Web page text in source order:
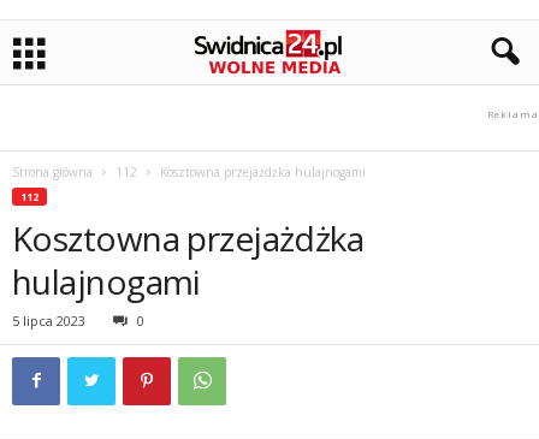
Strona główna 112 Kosztowna przejażdżka hulajnogami
112
Kosztowna przejażdżka
hulajnogami
5 lipca 2023 0